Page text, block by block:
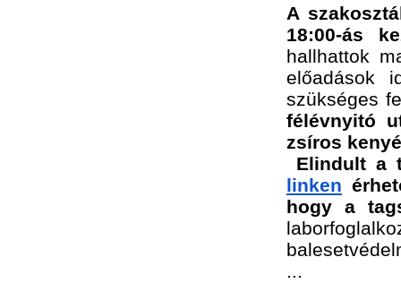
A
18:00-ás
hallhattok
előadások
szükséges
félévnyitó
zsíros
Elindult a
linken
hogy a